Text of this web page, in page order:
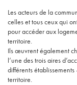
Les acteurs de la
celles et tous ceux qui
pour accéder aux
territoire.
Ils œuvrent également
l’une des trois aires
différents
territoire.